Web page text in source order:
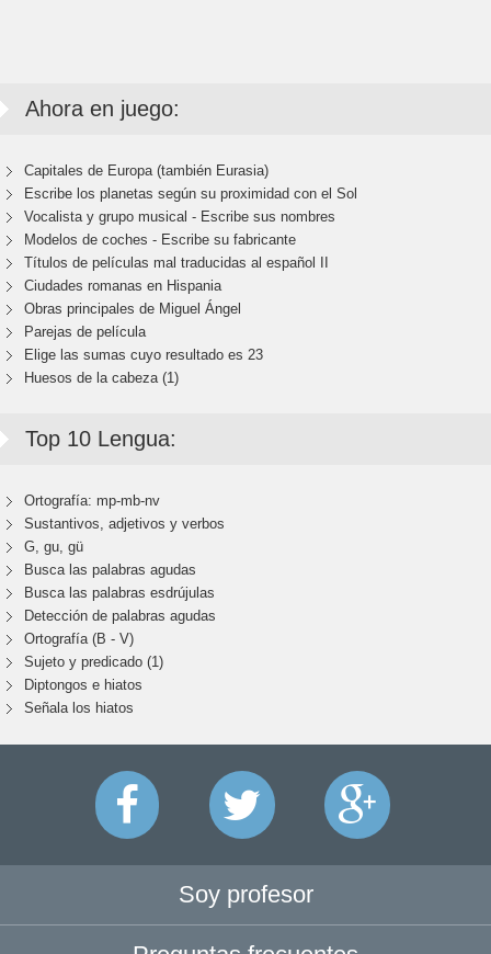
Ahora en juego:
Capitales de Europa (también Eurasia)
Escribe los planetas según su proximidad con el Sol
Vocalista y grupo musical - Escribe sus nombres
Modelos de coches - Escribe su fabricante
Títulos de películas mal traducidas al español II
Ciudades romanas en Hispania
Obras principales de Miguel Ángel
Parejas de película
Elige las sumas cuyo resultado es 23
Huesos de la cabeza (1)
Top 10 Lengua:
Ortografía: mp-mb-nv
Sustantivos, adjetivos y verbos
G, gu, gü
Busca las palabras agudas
Busca las palabras esdrújulas
Detección de palabras agudas
Ortografía (B - V)
Sujeto y predicado (1)
Diptongos e hiatos
Señala los hiatos
Soy profesor